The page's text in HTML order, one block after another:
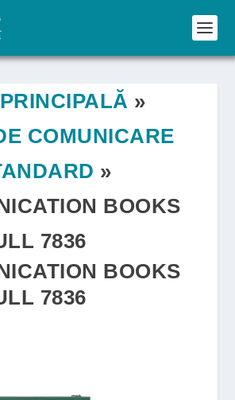
»
COMUNICARE
»
BOOKS
7836
BOOKS
7836